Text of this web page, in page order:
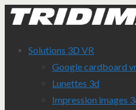
Solutions 3D VR
Google cardboard
Lunettes 3d
Impression images